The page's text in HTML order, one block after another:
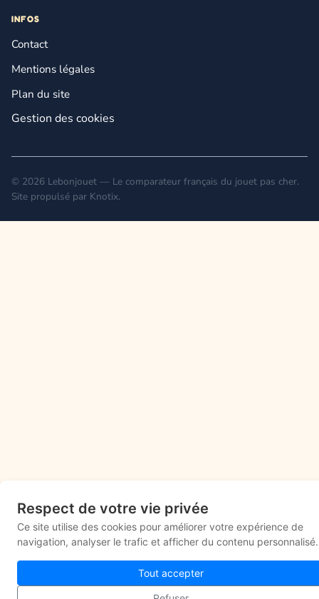
Respect de votre vie privée
Ce site utilise des cookies pour améliorer votre expérience de
navigation, analyser le trafic et afficher du contenu personnalisé.
Tout accepter
INFOS
Contact
Mentions légales
Plan du site
Gestion des cookies
© 2026 Lebonjouet — Le comparateur français du jouet pas cher.
Site propulsé par Knotix.